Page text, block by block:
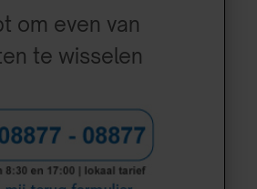
om even van
te wisselen